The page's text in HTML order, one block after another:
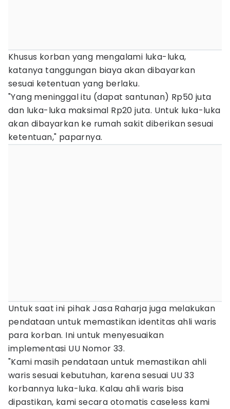
Khusus korban yang mengalami luka-luka,
katanya tanggungan biaya akan dibayarkan
sesuai ketentuan yang berlaku.
"Yang meninggal itu (dapat santunan) Rp50 juta
dan luka-luka maksimal Rp20 juta. Untuk luka-luka
akan dibayarkan ke rumah sakit diberikan sesuai
ketentuan," paparnya.
Untuk saat ini pihak Jasa Raharja juga melakukan
pendataan untuk memastikan identitas ahli waris
para korban. Ini untuk menyesuaikan
implementasi UU Nomor 33.
"Kami masih pendataan untuk memastikan ahli
waris sesuai kebutuhan, karena sesuai UU 33
korbannya luka-luka. Kalau ahli waris bisa
dipastikan, kami secara otomatis caseless kami